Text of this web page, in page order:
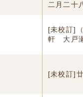
二月二十
[未校訂]
軒 大戸
[未校訂]